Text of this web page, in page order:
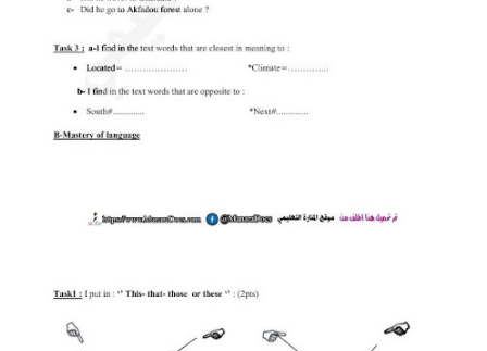
بنك التوزيعات الشهرية
دفاتر استاذ التعليم الابتدائي
المسابقات المهنية
بحوث اللغة العربية